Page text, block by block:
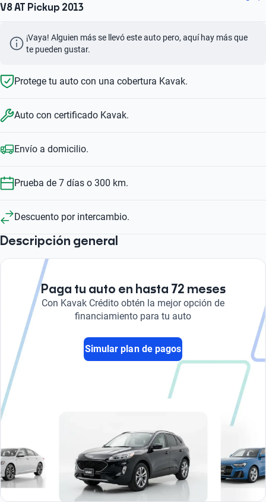
V8 AT Pickup 2013
¡Vaya! Alguien más se llevó este auto pero, aquí hay más que
te pueden gustar.
Protege tu auto con una cobertura Kavak.
Auto con certificado Kavak.
Envío a domicilio.
Prueba de 7 días o 300 km.
Descuento por intercambio.
Descripción general
Paga tu auto en hasta 72 meses
Con Kavak Crédito obtén la mejor opción de
financiamiento para tu auto
Simular plan de pagos